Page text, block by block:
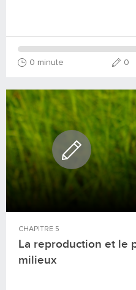
0 minute 0
CHAPITRE 5
La reproduction et le
milieux